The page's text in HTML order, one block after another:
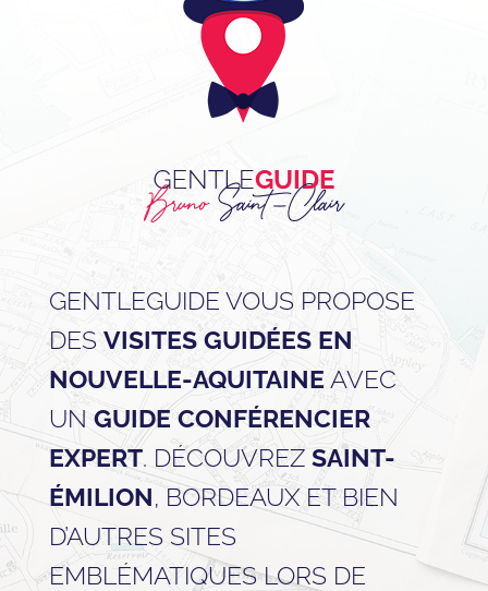
GENTLEGUIDE VOUS PROPOSE
DES VISITES GUIDÉES EN
NOUVELLE-AQUITAINEAVEC
UNGUIDE CONFÉRENCIER
EXPERT. DÉCOUVREZ SAINT-
ÉMILION, BORDEAUX ET BIEN
D’AUTRES SITES
EMBLÉMATIQUES LORS DE